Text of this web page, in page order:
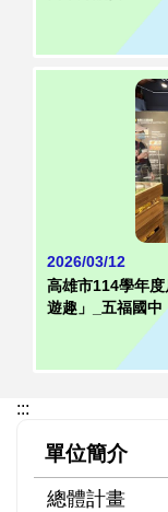
2026/03/12
高雄市114學年
遊趣」_五福國中
:::
單位簡介
總體計畫